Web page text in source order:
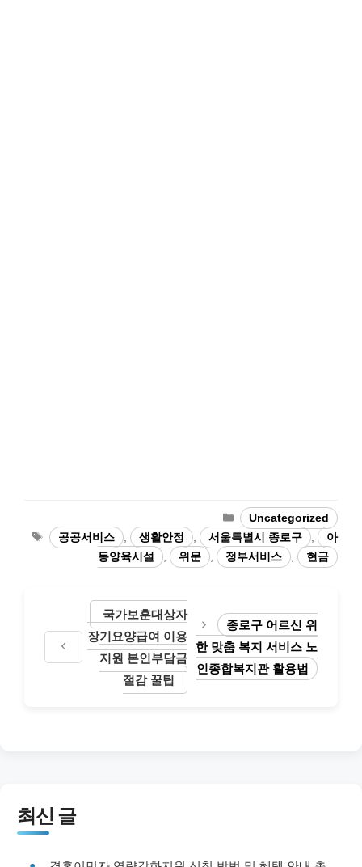
카
테
고
리
Uncategorized
태
그
공공서비스 생활안정 서울특별시 종로구
아
동양육시설
위문 정부서비스 현금
국가보훈대상자
장기요양급여 이용
지원 본인부담금
절감 꿀팁
종로구 어르신 위
한 맞춤 복지 서비스 노
인종합복지관 활용법
최신 글